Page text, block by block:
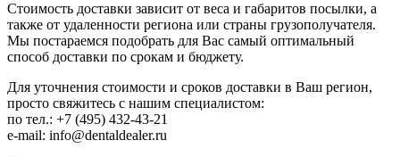
Стоимость доставки зависит от веса и габаритов посылки, а
также от удаленности региона или страны грузополучателя.
Мы постараемся подобрать для Вас самый оптимальный
способ доставки по срокам и бюджету.
Для уточнения стоимости и сроков доставки в Ваш регион,
просто свяжитесь с нашим специалистом:
по тел.: +7 (495) 432-43-21
e-mail: info@dentaldealer.ru